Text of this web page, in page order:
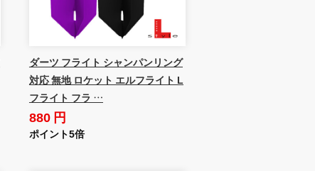
ダーツ フライト シャンパンリング
対応 無地 ロケット エルフライト L
フライト フラ …
880 円
ポイント5倍